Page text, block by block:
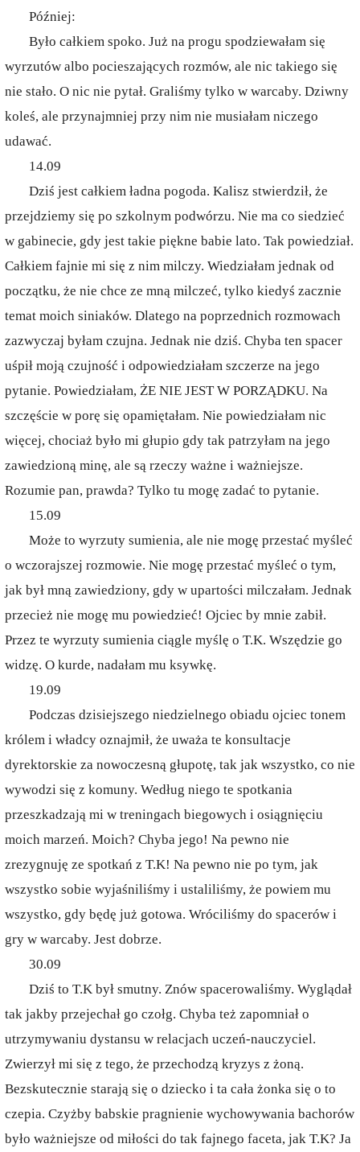
Później:
Było całkiem spoko. Już na progu spodziewałam się
wyrzutów albo pocieszających rozmów, ale nic takiego się
nie stało. O nic nie pytał. Graliśmy tylko w warcaby. Dziwny
koleś, ale przynajmniej przy nim nie musiałam niczego
udawać.
14.09
Dziś jest całkiem ładna pogoda. Kalisz stwierdził, że
przejdziemy się po szkolnym podwórzu. Nie ma co siedzieć
w gabinecie, gdy jest takie piękne babie lato. Tak powiedział.
Całkiem fajnie mi się z nim milczy. Wiedziałam jednak od
początku, że nie chce ze mną milczeć, tylko kiedyś zacznie
temat moich siniaków. Dlatego na poprzednich rozmowach
zazwyczaj byłam czujna. Jednak nie dziś. Chyba ten spacer
uśpił moją czujność i odpowiedziałam szczerze na jego
pytanie. Powiedziałam, ŻE NIE JEST W PORZĄDKU. Na
szczęście w porę się opamiętałam. Nie powiedziałam nic
więcej, chociaż było mi głupio gdy tak patrzyłam na jego
zawiedzioną minę, ale są rzeczy ważne i ważniejsze.
Rozumie pan, prawda? Tylko tu mogę zadać to pytanie.
15.09
Może to wyrzuty sumienia, ale nie mogę przestać myśleć
o wczorajszej rozmowie. Nie mogę przestać myśleć o tym,
jak był mną zawiedziony, gdy w upartości milczałam. Jednak
przecież nie mogę mu powiedzieć! Ojciec by mnie zabił.
Przez te wyrzuty sumienia ciągle myślę o T.K. Wszędzie go
widzę. O kurde, nadałam mu ksywkę.
19.09
Podczas dzisiejszego niedzielnego obiadu ojciec tonem
królem i władcy oznajmił, że uważa te konsultacje
dyrektorskie za nowoczesną głupotę, tak jak wszystko, co nie
wywodzi się z komuny. Według niego te spotkania
przeszkadzają mi w treningach biegowych i osiągnięciu
moich marzeń. Moich? Chyba jego! Na pewno nie
zrezygnuję ze spotkań z T.K! Na pewno nie po tym, jak
wszystko sobie wyjaśniliśmy i ustaliliśmy, że powiem mu
wszystko, gdy będę już gotowa. Wróciliśmy do spacerów i
gry w warcaby. Jest dobrze.
30.09
Dziś to T.K był smutny. Znów spacerowaliśmy. Wyglądał
tak jakby przejechał go czołg. Chyba też zapomniał o
utrzymywaniu dystansu w relacjach uczeń-nauczyciel.
Zwierzył mi się z tego, że przechodzą kryzys z żoną.
Bezskutecznie starają się o dziecko i ta cała żonka się o to
czepia. Czyżby babskie pragnienie wychowywania bachorów
było ważniejsze od miłości do tak fajnego faceta, jak T.K? Ja